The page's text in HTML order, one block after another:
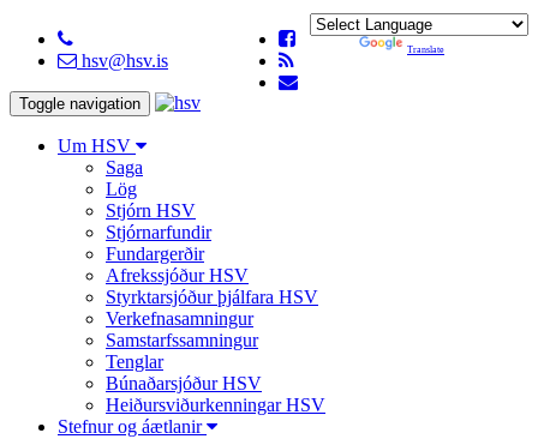
hsv@hsv.is
Translate
Toggle navigation
Um HSV
Saga
Lög
Stjórn HSV
Stjórnarfundir
Fundargerðir
Afrekssjóður HSV
Styrktarsjóður þjálfara HSV
Verkefnasamningur
Samstarfssamningur
Tenglar
Búnaðarsjóður HSV
Heiðursviðurkenningar HSV
Stefnur og áætlanir